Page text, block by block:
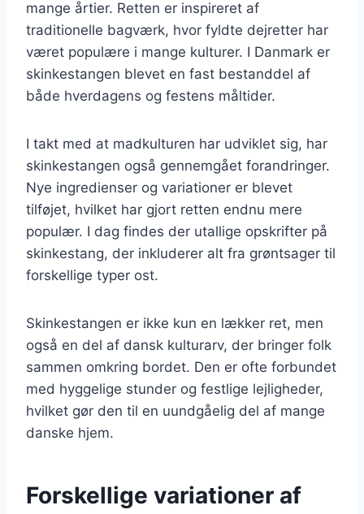
mange årtier. Retten er inspireret af
traditionelle bagværk, hvor fyldte dejretter har
været populære i mange kulturer. I Danmark er
skinkestangen blevet en fast bestanddel af
både hverdagens og festens måltider.
I takt med at madkulturen har udviklet sig, har
skinkestangen også gennemgået forandringer.
Nye ingredienser og variationer er blevet
tilføjet, hvilket har gjort retten endnu mere
populær. I dag findes der utallige opskrifter på
skinkestang, der inkluderer alt fra grøntsager til
forskellige typer ost.
Skinkestangen er ikke kun en lækker ret, men
også en del af dansk kulturarv, der bringer folk
sammen omkring bordet. Den er ofte forbundet
med hyggelige stunder og festlige lejligheder,
hvilket gør den til en uundgåelig del af mange
danske hjem.
Forskellige variationer af